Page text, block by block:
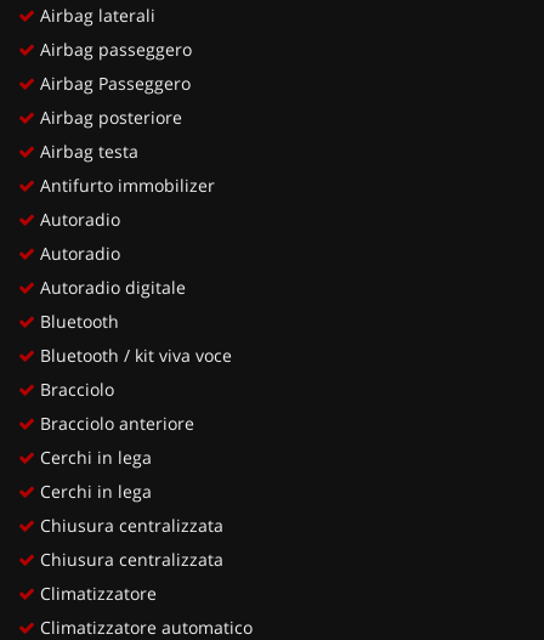
Airbag laterali
Airbag passeggero
Airbag Passeggero
Airbag posteriore
Airbag testa
Antifurto immobilizer
Autoradio
Autoradio
Autoradio digitale
Bluetooth
Bluetooth / kit viva voce
Bracciolo
Bracciolo anteriore
Cerchi in lega
Cerchi in lega
Chiusura centralizzata
Chiusura centralizzata
Climatizzatore
Climatizzatore automatico